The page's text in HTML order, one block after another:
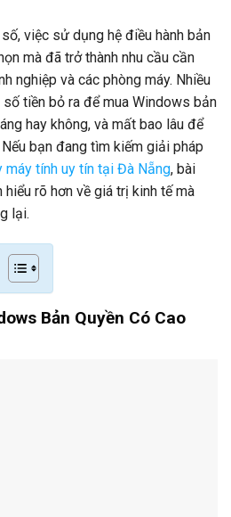
việc sử dụng hệ điều hành bản
mà đã trở thành nhu cầu cần
nghiệp và các phòng máy. Nhiều
tiền bỏ ra để mua Windows bản
hay không, và mất bao lâu để
bạn đang tìm kiếm giải pháp
máy tính uy tín tại Đà Nẵng, bài
rõ hơn về giá trị kinh tế mà
lại.
Bản Quyền Có Cao